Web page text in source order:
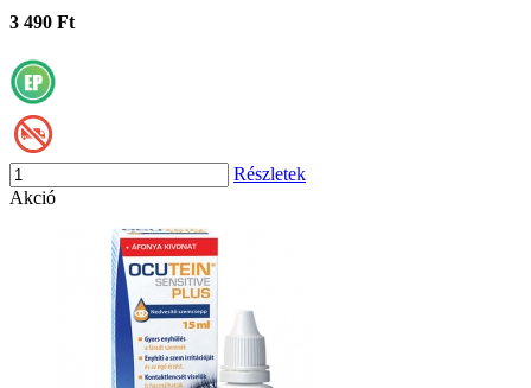
3 490 Ft
Részletek
Akció